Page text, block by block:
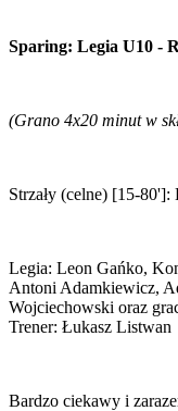
Sparing: Legia U10 -
(Grano 4x20 minut w
Strzały (celne) [15-
Legia: Leon Gańko,
Antoni Adamkiewicz,
Wojciechowski oraz
Trener: Łukasz Listwan
Bardzo ciekawy i